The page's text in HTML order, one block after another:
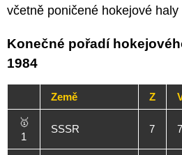
včetně poničené hokejové haly
Konečné pořadí
1984
Země Z
🥇
1
SSSR 7 7